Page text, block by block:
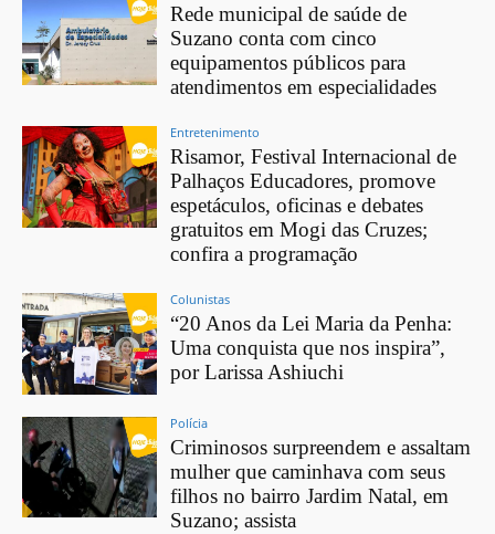
Rede municipal de saúde de
Suzano conta com cinco
equipamentos públicos para
atendimentos em especialidades
Entretenimento
Risamor, Festival Internacional de
Palhaços Educadores, promove
espetáculos, oficinas e debates
gratuitos em Mogi das Cruzes;
confira a programação
Colunistas
“20 Anos da Lei Maria da Penha:
Uma conquista que nos inspira”,
por Larissa Ashiuchi
Polícia
Criminosos surpreendem e assaltam
mulher que caminhava com seus
filhos no bairro Jardim Natal, em
Suzano; assista